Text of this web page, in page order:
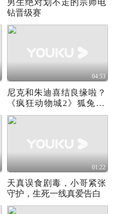
男生绝对划不走的宗师电
钻晋级赛
04:53
尼克和朱迪喜结良缘啦？
《疯狂动物城2》狐兔CP
兑现9年之约
01:22
天真误食剧毒，小哥紧张
守护，生死一线真爱告白